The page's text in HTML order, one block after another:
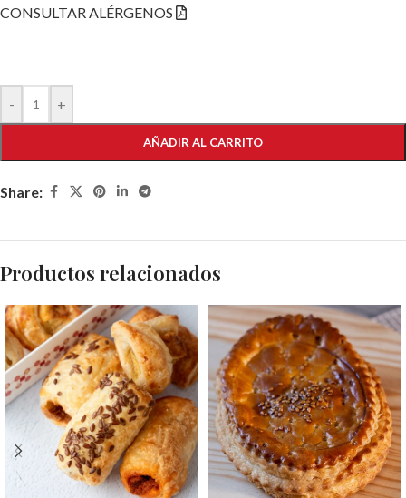
CONSULTAR ALÉRGENOS
- +
AÑADIR AL CARRITO
Share:
Productos relacionados